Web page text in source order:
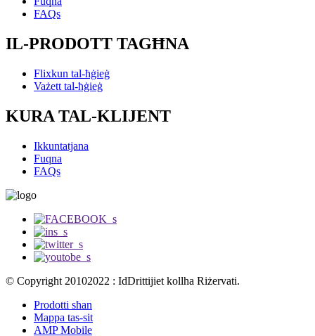
FAQs
IL-PRODOTT TAGĦNA
Flixkun tal-ħġieġ
Vażett tal-ħġieġ
KURA TAL-KLIJENT
Ikkuntatjana
Fuqna
FAQs
© Copyright 20102022 : IdDrittijiet kollha Riżervati.
Prodotti sħan
Mappa tas-sit
AMP Mobile